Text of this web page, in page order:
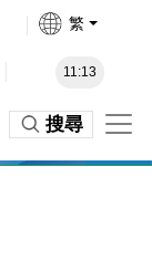
繁
11:13
搜尋